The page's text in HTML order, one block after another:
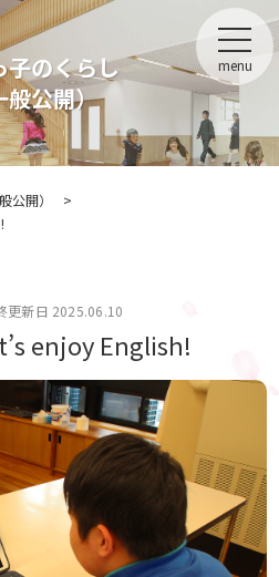
menu
子のくらし
般公開）
公開）
>
更新日 2025.06.10
enjoy English!